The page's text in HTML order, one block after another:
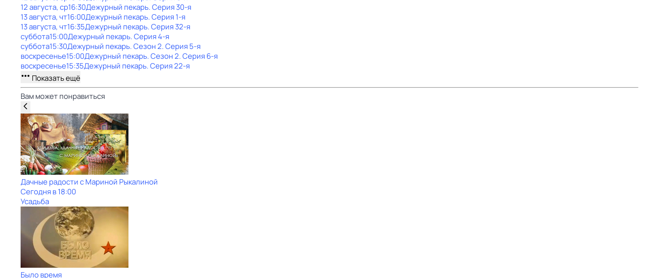
12 августа, ср16:30Дежурный пекарь. Серия 30-я
13 августа, чт16:00Дежурный пекарь. Серия 1-я
13 августа, чт16:35Дежурный пекарь. Серия 32-я
суббота15:00Дежурный пекарь. Серия 4-я
суббота15:30Дежурный пекарь. Сезон 2. Серия 5-я
воскресенье15:00Дежурный пекарь. Сезон 2. Серия 6-я
воскресенье15:35Дежурный пекарь. Серия 22-я
Показать ещё
Вам может понравиться
Дачные радости с Мариной Рыкалиной
Сегодня в 18:00
Усадьба
Было время